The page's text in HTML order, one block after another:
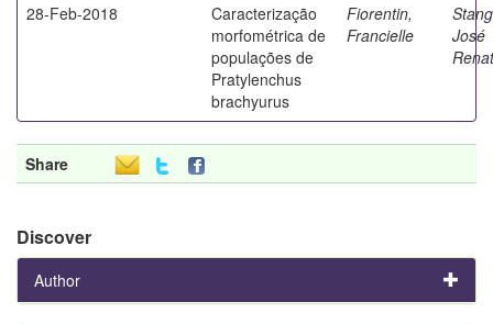
28-Feb-2018
Caracterização
morfométrica de
populações de
Pratylenchus
brachyurus
Fiorentin,
Francielle
José
Share
Discover
Author